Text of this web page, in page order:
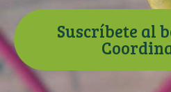
Suscríbete al